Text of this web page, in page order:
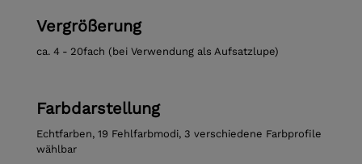
Vergrößerung
ca. 4 - 20fach (bei Verwendung als Aufsatzlupe)
Farbdarstellung
Echtfarben, 19 Fehlfarbmodi, 3 verschiedene Farbprofile
wählbar